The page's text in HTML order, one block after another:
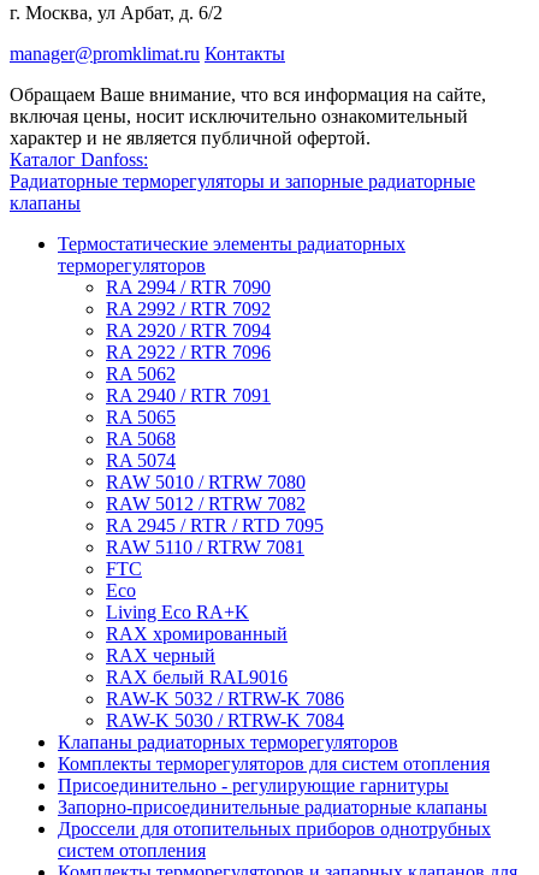
г. Москва, ул Арбат, д. 6/2
manager@promklimat.ru Контакты
Обращаем Ваше внимание, что вся информация на сайте,
включая цены, носит исключительно ознакомительный
характер и не является публичной офертой.
Каталог Danfoss:
Радиаторные терморегуляторы и запорные радиаторные
клапаны
Термостатические элементы радиаторных
терморегуляторов
RA 2994 / RTR 7090
RA 2992 / RTR 7092
RA 2920 / RTR 7094
RA 2922 / RTR 7096
RA 5062
RA 2940 / RTR 7091
RA 5065
RA 5068
RA 5074
RAW 5010 / RTRW 7080
RAW 5012 / RTRW 7082
RA 2945 / RTR / RTD 7095
RAW 5110 / RTRW 7081
FTC
Eco
Living Eco RA+K
RAХ хромированный
RAX черный
RAX белый RAL9016
RAW-K 5032 / RTRW-K 7086
RAW-K 5030 / RTRW-K 7084
Клапаны радиаторных терморегуляторов
Комплекты терморегуляторов для систем отопления
Присоединительно - регулирующие гарнитуры
Запорно-присоединительные радиаторные клапаны
Дроссели для отопительных приборов однотрубных
систем отопления